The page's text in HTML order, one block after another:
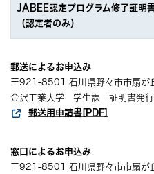
JABEE認定プログラム修了証明
（認定者のみ）
郵送によるお申込み
〒921-8501 石川県野々市市扇が
金沢工業大学 学生課 証明書発
郵送用申請書[PDF]
窓口によるお申込み
〒921-8501 石川県野々市市扇が